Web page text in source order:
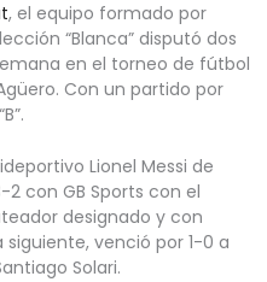
, el equipo formado por
“Blanca” disputó dos
en el torneo de fútbol
Con un partido por
Lionel Messi de
con GB Sports con el
designado y con
venció por 1-0 a
Solari.